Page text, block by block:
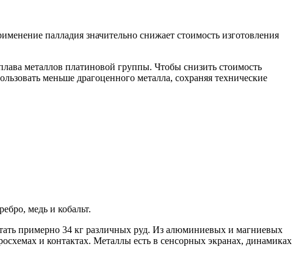
палладия значительно снижает стоимость изготовления
металлов платиновой группы. Чтобы снизить стоимость
меньше драгоценного металла, сохраняя технические
медь и кобальт.
примерно 34 кг различных руд. Из алюминиевых и магниевых
и контактах. Металлы есть в сенсорных экранах, динамиках